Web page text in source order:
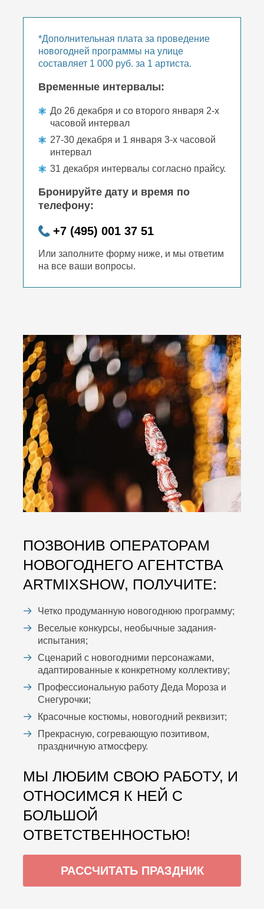
*Дополнительная плата за проведение
новогодней программы на улице
составляет 1 000 руб. за 1 артиста.
Временные интервалы:
До 26 декабря и со второго января 2-х
часовой интервал
27-30 декабря и 1 января 3-х часовой
интервал
31 декабря интервалы согласно прайсу.
Бронируйте дату и время по
телефону:
+7 (495) 001 37 51
Или заполните форму ниже, и мы ответим
на все ваши вопросы.
ПОЗВОНИВ ОПЕРАТОРАМ
НОВОГОДНЕГО АГЕНТСТВА
ARTMIXSHOW, ПОЛУЧИТЕ:
Четко продуманную новогоднюю программу;
Веселые конкурсы, необычные задания-
испытания;
Сценарий с новогодними персонажами,
адаптированные к конкретному коллективу;
Профессиональную работу Деда Мороза и
Снегурочки;
Красочные костюмы, новогодний реквизит;
Прекрасную, согревающую позитивом,
праздничную атмосферу.
МЫ ЛЮБИМ СВОЮ РАБОТУ, И
ОТНОСИМСЯ К НЕЙ С
БОЛЬШОЙ
ОТВЕТСТВЕННОСТЬЮ!
РАССЧИТАТЬ ПРАЗДНИК